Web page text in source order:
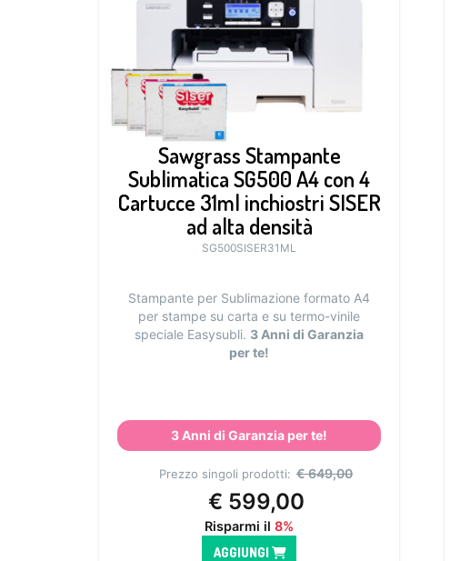
Sawgrass Stampante
Sublimatica SG500 A4 con 4
Cartucce 31ml inchiostri SISER
ad alta densità
SG500SISER31ML
Stampante per Sublimazione formato A4
per stampe su carta e su termo-vinile
speciale Easysubli. 3 Anni di Garanzia
per te!
3 Anni di Garanzia per te!
Prezzo singoli prodotti: €649,00
€ 599,00
Risparmi il 8%
AGGIUNGI